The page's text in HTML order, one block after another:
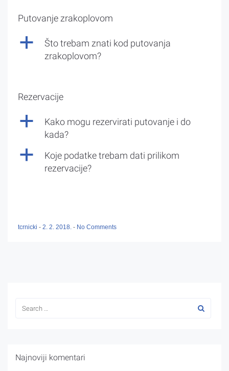
Putovanje zrakoplovom
a
Što trebam znati kod putovanja
zrakoplovom?
Rezervacije
a
Kako mogu rezervirati putovanje i do
kada?
a
Koje podatke trebam dati prilikom
rezervacije?
tcrnicki - 2. 2. 2018. - No Comments
Najnoviji komentari